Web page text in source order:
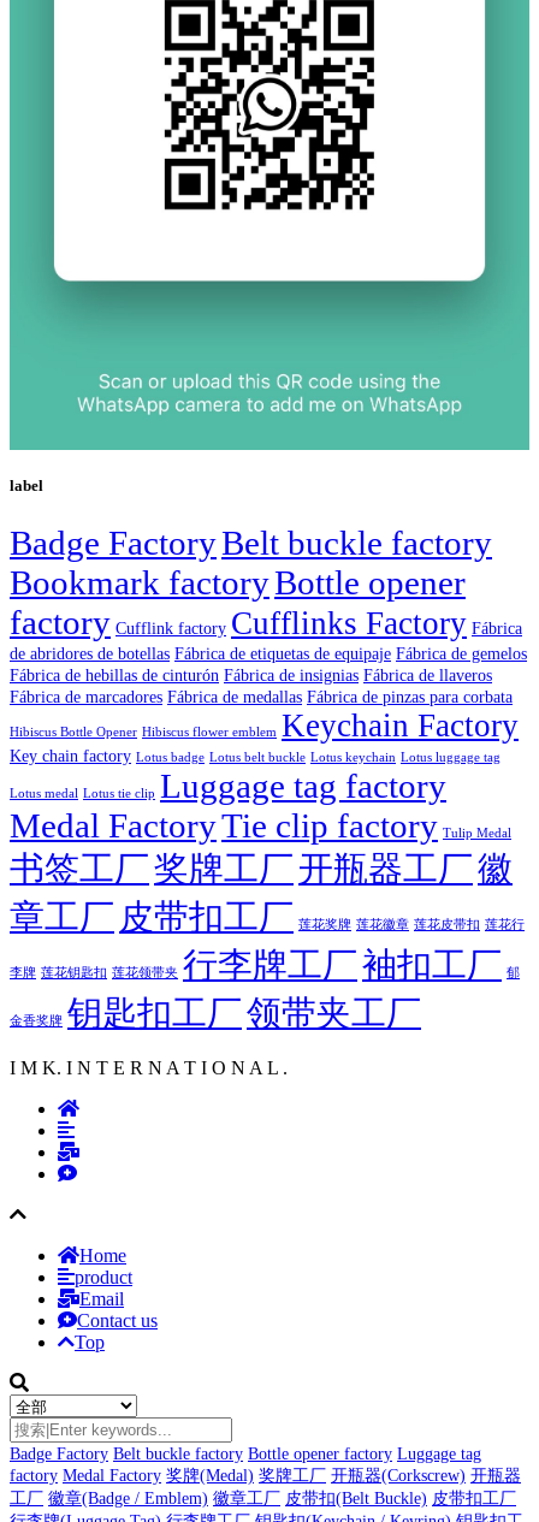
label
Badge FactoryBelt buckle factory
Bookmark factoryBottle opener
factory Cufflink factory Cufflinks Factory Fábrica
de abridores de botellas Fábrica de etiquetas de equipaje Fábrica de gemelos
Fábrica de hebillas de cinturón Fábrica de insignias Fábrica de llaveros
Fábrica de marcadores Fábrica de medallas Fábrica de pinzas para corbata
Hibiscus Bottle Opener Hibiscus flower emblem Keychain Factory
Key chain factory Lotus badge Lotus belt buckle Lotus keychain Lotus luggage tag
Lotus medal Lotus tie clip Luggage tag factory
Medal FactoryTie clip factory Tulip Medal
书签工厂奖牌工厂开瓶器工厂徽
章工厂 皮带扣工厂 莲花奖牌 莲花徽章 莲花皮带扣 莲花行
李牌 莲花钥匙扣 莲花领带夹 行李牌工厂袖扣工厂 郁
金香奖牌 钥匙扣工厂领带夹工厂
I M K. I N T E R N A T I O N A L .
Home
product
Email
Contact us
Top
Badge Factory Belt buckle factory Bottle opener factory Luggage tag
factory Medal Factory 奖牌(Medal) 奖牌工厂 开瓶器(Corkscrew) 开瓶器
工厂 徽章(Badge / Emblem) 徽章工厂 皮带扣(Belt Buckle) 皮带扣工厂